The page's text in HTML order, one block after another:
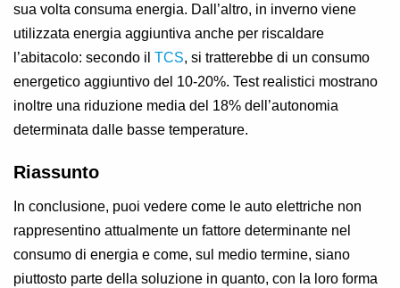
sua volta consuma energia. Dall’altro, in inverno viene
utilizzata energia aggiuntiva anche per riscaldare
l’abitacolo: secondo il TCS, si tratterebbe di un consumo
energetico aggiuntivo del 10-20%. Test realistici mostrano
inoltre una riduzione media del 18% dell’autonomia
determinata dalle basse temperature.
Riassunto
In conclusione, puoi vedere come le auto elettriche non
rappresentino attualmente un fattore determinante nel
consumo di energia e come, sul medio termine, siano
piuttosto parte della soluzione in quanto, con la loro forma